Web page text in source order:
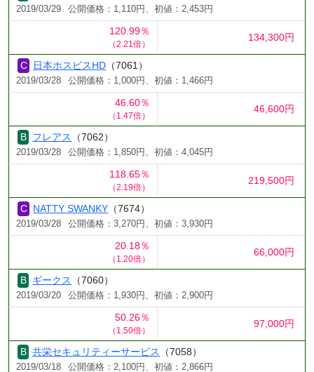
2019/03/29 公開価格：1,110円、初値：2,453円
120.99％
（2.21倍）
134,300円
日本ホスピスHD （7061）
2019/03/28 公開価格：1,000円、初値：1,466円
46.60％
（1.47倍）
46,600円
フレアス （7062）
2019/03/28 公開価格：1,850円、初値：4,045円
118.65％
（2.19倍）
219,500円
NATTY SWANKY （7674）
2019/03/28 公開価格：3,270円、初値：3,930円
20.18％
（1.20倍）
66,000円
ギークス （7060）
2019/03/20 公開価格：1,930円、初値：2,900円
50.26％
（1.50倍）
97,000円
共栄セキュリティーサービス （7058）
2019/03/18 公開価格：2,100円、初値：2,866円